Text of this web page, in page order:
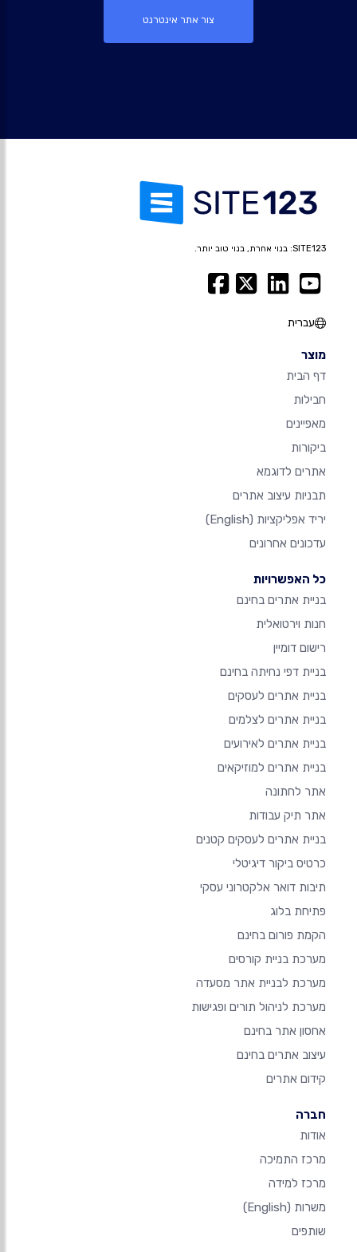
צור אתר אינטרנט
SITE123: בנוי אחרת, בנוי טוב יותר.
עברית
מוצר
דף הבית
חבילות
מאפיינים
ביקורות
אתרים לדוגמא
תבניות עיצוב אתרים
יריד אפליקציות (English)
עדכונים אחרונים
כל האפשרויות
בניית אתרים בחינם
חנות וירטואלית
רישום דומיין
בניית דפי נחיתה בחינם
בניית אתרים לעסקים
בניית אתרים לצלמים
בניית אתרים לאירועים
בניית אתרים למוזיקאים
אתר לחתונה
אתר תיק עבודות
בניית אתרים לעסקים קטנים
כרטיס ביקור דיגיטלי
תיבות דואר אלקטרוני עסקי
פתיחת בלוג
הקמת פורום בחינם
מערכת בניית קורסים
מערכת לבניית אתר מסעדה
מערכת לניהול תורים ופגישות
אחסון אתר בחינם
עיצוב אתרים בחינם
קידום אתרים
חברה
אודות
מרכז התמיכה
מרכז למידה
משרות (English)
שותפים